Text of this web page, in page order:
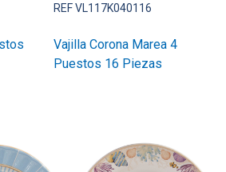
REF VL117K040116
Vajilla Corona Marea 4
Puestos 16 Piezas